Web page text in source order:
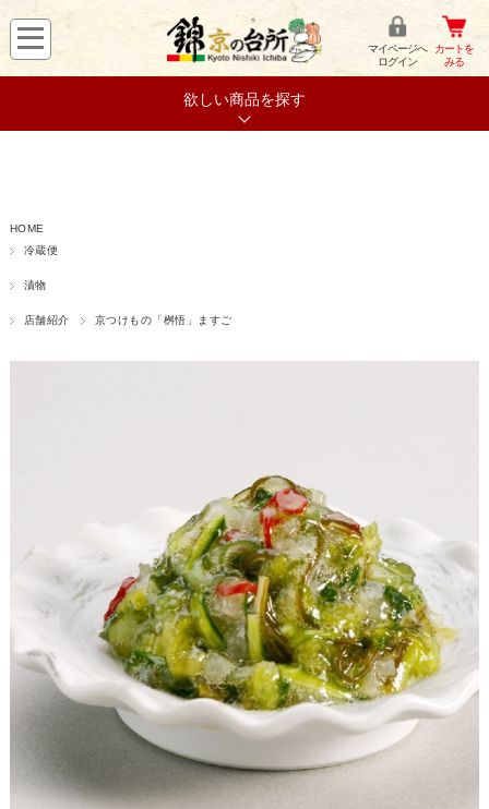
マイページへ
ログイン
カートを
みる
欲しい商品を探す
HOME
冷蔵便
漬物
店舗紹介 京つけもの「桝悟」ますご